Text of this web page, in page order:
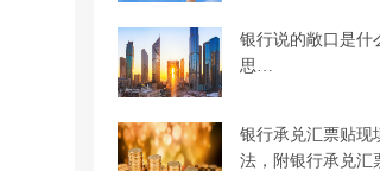
银行说的敞口是什
思…
银行承兑汇票贴现
法，附银行承兑